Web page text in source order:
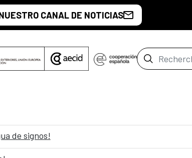
CANAL DE NOTICIAS
Barre de
de signos!